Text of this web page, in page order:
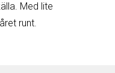
Med lite
runt.